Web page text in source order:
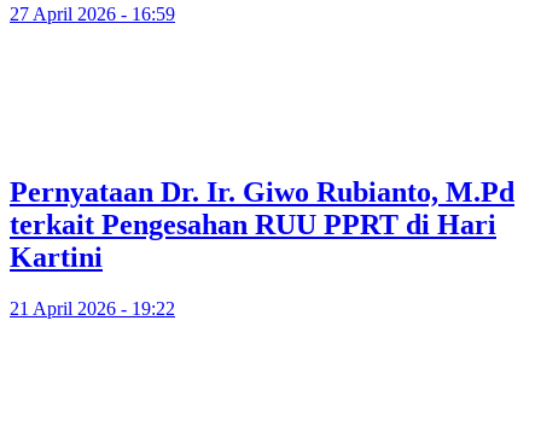
27 April 2026 - 16:59
Pernyataan Dr. Ir. Giwo Rubianto, M.Pd
terkait Pengesahan RUU PPRT di Hari
Kartini
21 April 2026 - 19:22